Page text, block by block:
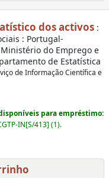
dos activos:
: Portugal-
do Emprego e
de Estatística
de Informação Científica e
para empréstimo:
IN[S/413] (1).